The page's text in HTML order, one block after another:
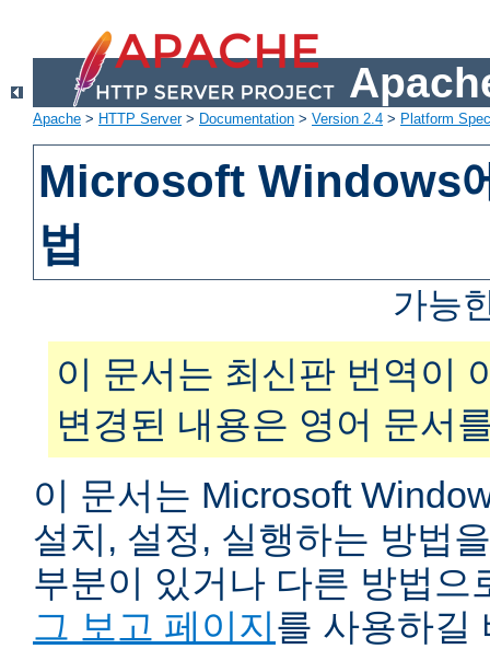
Apache > HTTP Server> Documentation > Version 2.4 > Platform
Microsoft Windows
법
가능
이 문서는 최신판 번역이
변경된 내용은 영어 문서
이 문서는 Microsoft
설치, 설정, 실행하는 방법
부분이 있거나 다른 방법
그 보고 페이지를 사용하길